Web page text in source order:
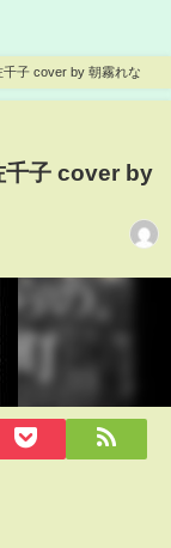
千子 cover by 朝霧れな
千子 cover by